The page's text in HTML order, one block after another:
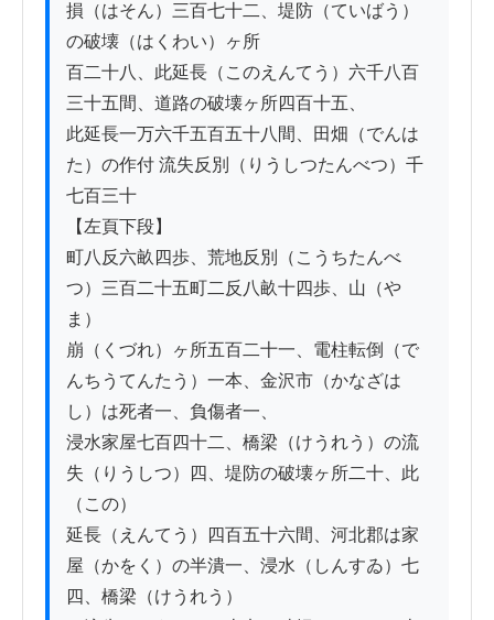
損（はそん）三百七十二、堤防（ていばう）
の破壊（はくわい）ヶ所
百二十八、此延長（このえんてう）六千八百
三十五間、道路の破壊ヶ所四百十五、
此延長一万六千五百五十八間、田畑（でんは
た）の作付 流失反別（りうしつたんべつ）千
七百三十
【左頁下段】
町八反六畝四歩、荒地反別（こうちたんべ
つ）三百二十五町二反八畝十四歩、山（や
ま）
崩（くづれ）ヶ所五百二十一、電柱転倒（で
んちうてんたう）一本、金沢市（かなざは
し）は死者一、負傷者一、
浸水家屋七百四十二、橋梁（けうれう）の流
失（りうしつ）四、堤防の破壊ヶ所二十、此
（この）
延長（えんてう）四百五十六間、河北郡は家
屋（かをく）の半潰一、浸水（しんすゐ）七
四、橋梁（けうれう）